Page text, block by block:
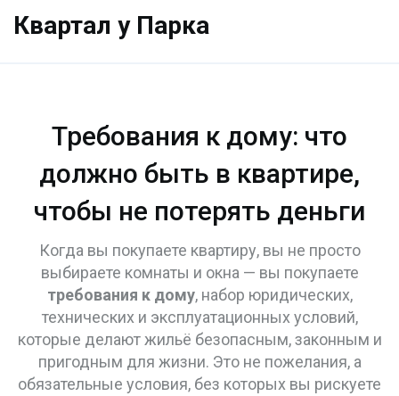
Квартал у Парка
Требования к дому: что
должно быть в квартире,
чтобы не потерять деньги
Когда вы покупаете квартиру, вы не просто
выбираете комнаты и окна — вы покупаете
требования к дому, набор юридических,
технических и эксплуатационных условий,
которые делают жильё безопасным, законным и
пригодным для жизни. Это не пожелания, а
обязательные условия, без которых вы рискуете